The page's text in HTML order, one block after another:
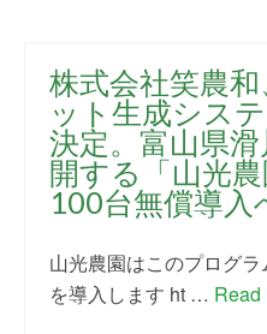
株式会社笑農
ット生成シス
決定。富山県
開する「山光
100台無償導入
山光農園はこのプログ
を導入します ht … Read